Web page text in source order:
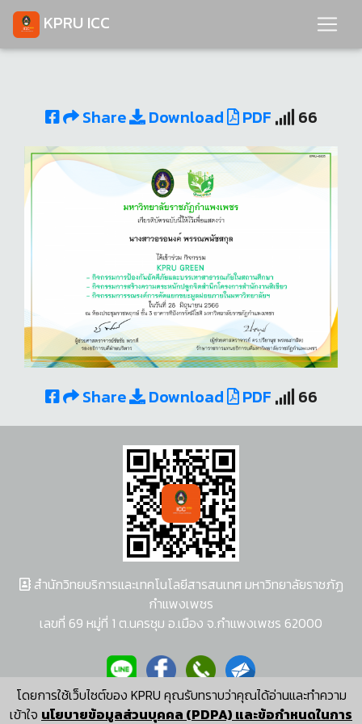
KPRU ICC
Share Download PDF 66
Share Download PDF 66
โดยการใช้เว็บไซต์ของ KPRU คุณรับทราบว่าคุณได้อ่านและทำความ
เข้าใจ นโยบายข้อมูลส่วนบุคคล (PDPA) และข้อกำหนดในการ
สำนักวิทยบริการและเทคโนโลยีสารสนเทศ มหาวิทยาลัยราชภัฏ
กำแพงเพชร
เลขที่ 69 หมู่ที่ 1 ต.นครชุม อ.เมือง จ.กำแพงเพชร 62000
ผู้พัฒนาระบบ อนุชา พวงผกา